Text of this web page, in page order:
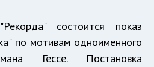
состоится показ
по мотивам одноименного
Гессе. Постановка